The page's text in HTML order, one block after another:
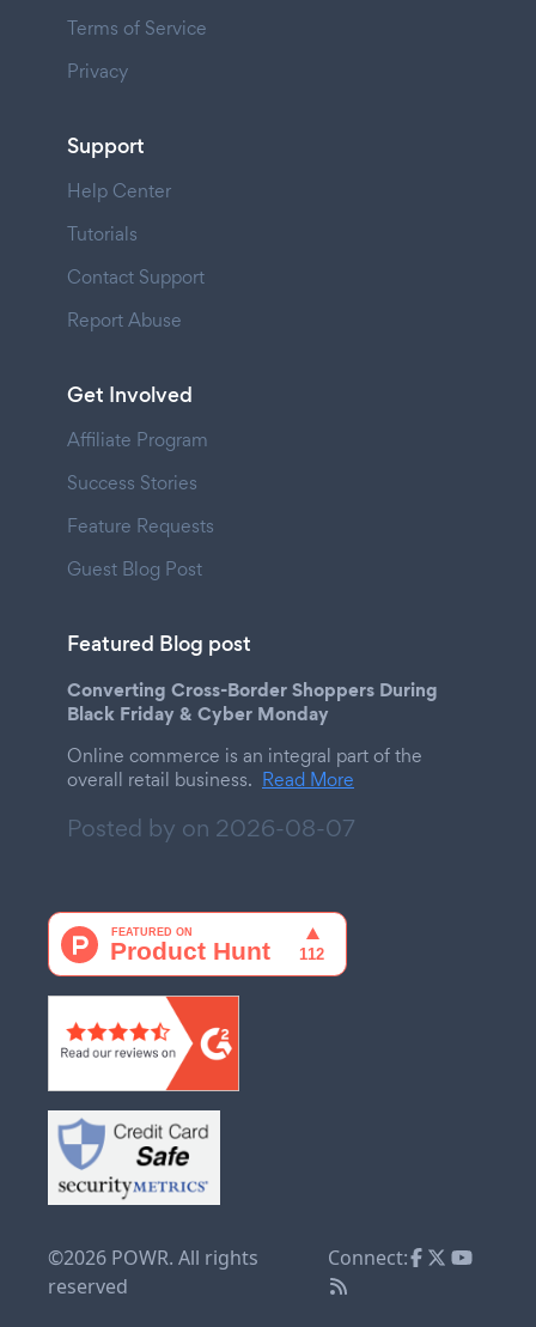
Terms of Service
Privacy
Support
Help Center
Tutorials
Contact Support
Report Abuse
Get Involved
Affiliate Program
Success Stories
Feature Requests
Guest Blog Post
Featured Blog post
Converting Cross-Border Shoppers During
Black Friday & Cyber Monday
Online commerce is an integral part of the
overall retail business. Read More
Posted by on 2026-08-07
©2026 POWR. All rights
reserved
Connect: